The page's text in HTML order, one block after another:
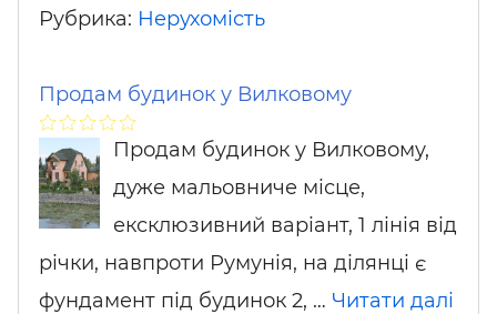
Рубрика: Нерухомість
Продам будинок у Вилковому
Продам будинок у Вилковому,
дуже мальовниче місце,
ексклюзивний варіант, 1 лінія від
річки, навпроти Румунія, на ділянці є
фундамент під будинок 2, … Читати далі